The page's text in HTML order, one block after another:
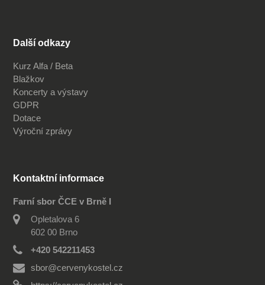
Další odkazy
Kurz Alfa / Beta
Blažkov
Koncerty a výstavy
GDPR
Dotace
Výroční zprávy
Kontaktní informace
Farní sbor ČCE v Brně I
Opletalova 6
602 00 Brno
+420 542211453
sbor@cervenykostel.cz